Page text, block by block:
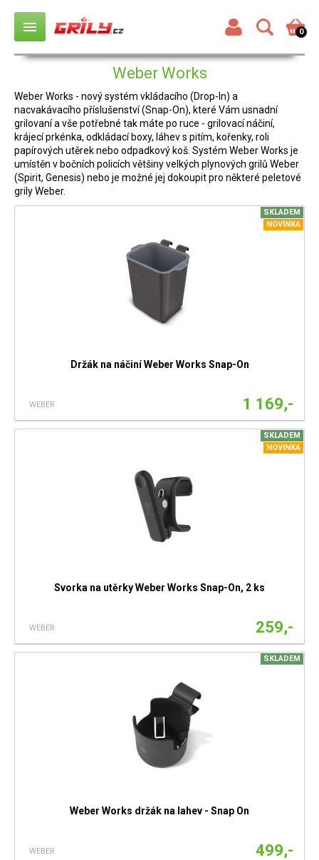
0
menu
Weber Works
Weber Works - nový systém vkládacího (Drop-In) a
nacvakávacího příslušenství (Snap-On), které Vám usnadní
grilovaní a vše potřebné tak máte po ruce - grilovací náčiní,
krájecí prkénka, odkládací boxy, láhev s pitím, kořenky, roli
papírových utěrek nebo odpadkový koš. Systém Weber Works je
umístěn v bočních policích většiny velkých plynových grilů Weber
(Spirit, Genesis) nebo je možné jej dokoupit pro některé peletové
grily Weber.
SKLADEM
NOVINKA
Držák na náčiní Weber Works Snap-On
WEBER 1 169,-
SKLADEM
NOVINKA
Svorka na utěrky Weber Works Snap-On, 2 ks
WEBER 259,-
SKLADEM
Weber Works držák na lahev - Snap On
WEBER 499,-